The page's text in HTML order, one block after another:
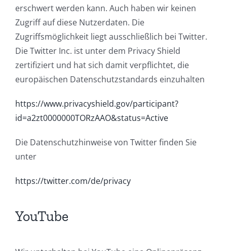
erschwert werden kann. Auch haben wir keinen
Zugriff auf diese Nutzerdaten. Die
Zugriffsmöglichkeit liegt ausschließlich bei Twitter.
Die Twitter Inc. ist unter dem Privacy Shield
zertifiziert und hat sich damit verpflichtet, die
europäischen Datenschutzstandards einzuhalten
https://www.privacyshield.gov/participant?
id=a2zt0000000TORzAAO&status=Active
Die Datenschutzhinweise von Twitter finden Sie
unter
https://twitter.com/de/privacy
YouTube